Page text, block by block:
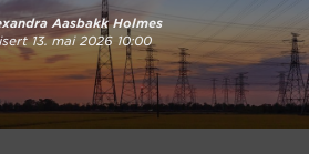
Aasbakk Holmes
13. mai 2026 10:00